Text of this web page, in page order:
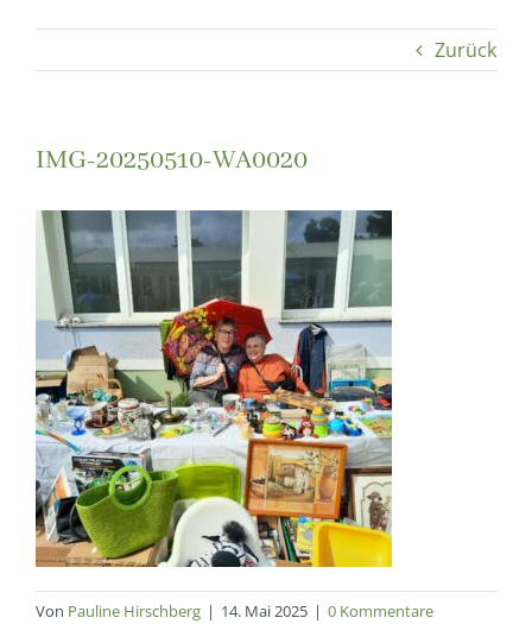
Zurück
IMG-20250510-WA0020
Von Pauline Hirschberg | 14. Mai 2025 | 0 Kommentare